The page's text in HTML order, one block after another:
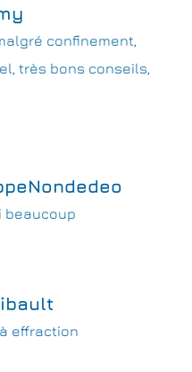
confinement,
très bons conseils,
beaucoup
effraction